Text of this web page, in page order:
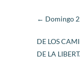
← Domingo
DE LOS
DE LA